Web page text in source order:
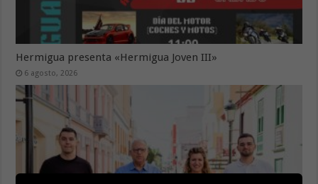
Hermigua presenta «Hermigua Joven III»
6 agosto, 2026